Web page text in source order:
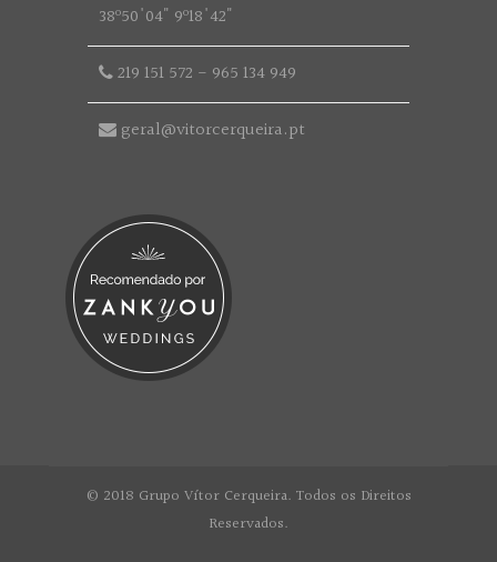
38º50'04" 9º18'42"
219 151 572 - 965 134 949
geral@vitorcerqueira.pt
© 2018 Grupo Vítor Cerqueira. Todos os Direitos
Reservados.